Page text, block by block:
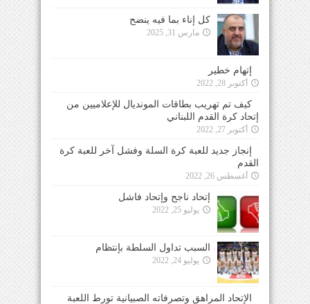
كل إناء بما فيه ينضح
مارس 31, 2025
إتهام خطير
أكتوبر 28, 2022
كيف تم تهريب بطاقات المونديال للإعلاميين من
إتحاد كرة القدم اللبناني
أكتوبر 27, 2022
إنجاز جديد للعبة كرة السلة وفشل آخر للعبة كرة
القدم
أغسطس 26, 2022
إتحاد ناجح وإتحاد فاشل
يوليو 25, 2022
السبب تداول السلطة بإنتظام
يوليو 24, 2022
الإتحاد المراهق وتصرفاته الصبيانية تورط اللعبة